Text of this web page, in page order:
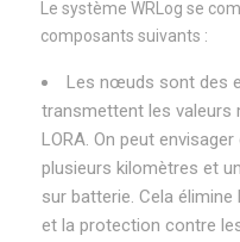
Le système WRLog se
composants suivants :
Les nœuds sont des
transmettent les valeurs
LORA. On peut
plusieurs kilomètres et
sur batterie. Cela
et la protection contre